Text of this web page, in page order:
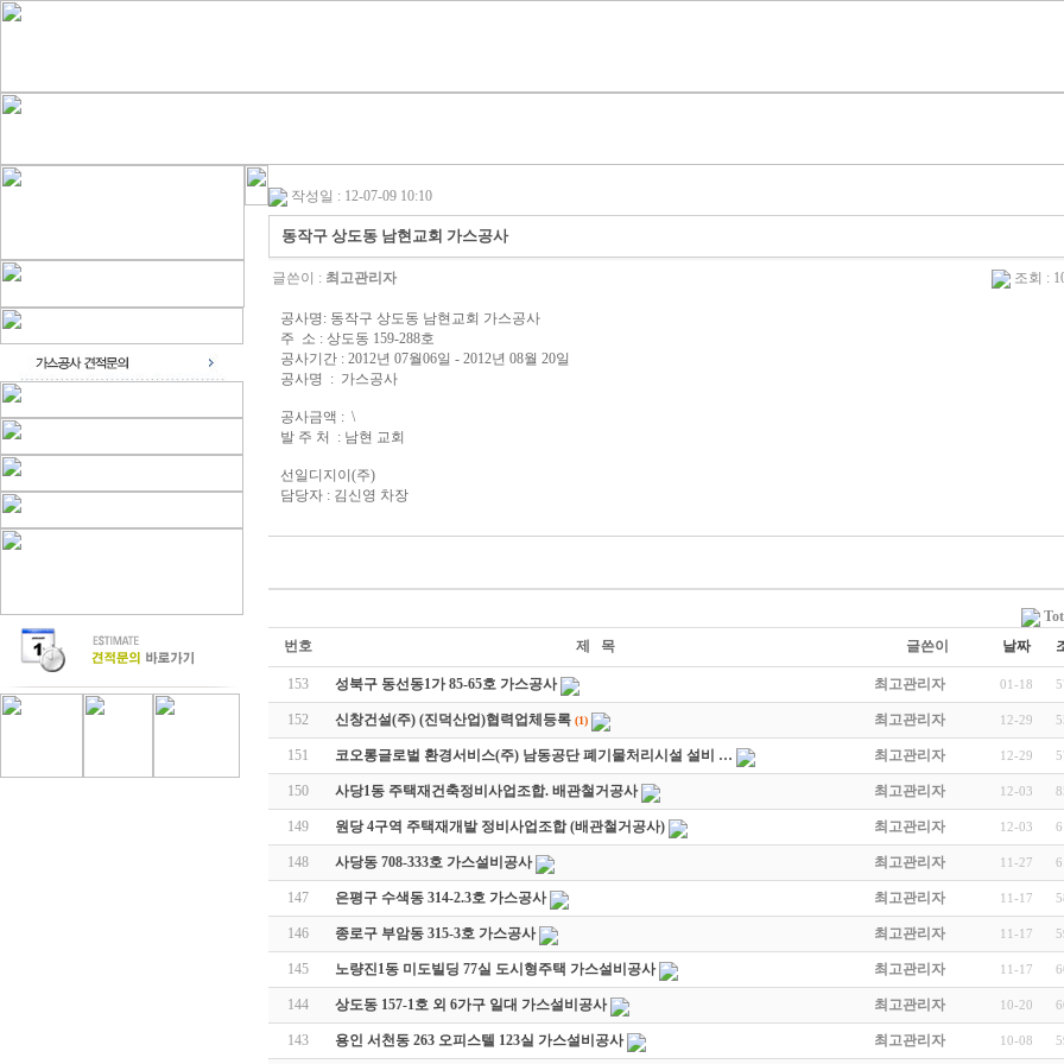
작성일 : 12-07-09 10:10
동작구 상도동 남현교회 가스공사
글쓴이 : 최고관리자 조회 :
공사명: 동작구 상도동 남현교회 가스공사
주 소 : 상도동 159-288호
공사기간 : 2012년 07월06일 - 2012년 08월 20일
공사명 : 가스공사
공사금액 : \
발 주 처 : 남현 교회
선일디지이(주)
담당자 : 김신영 차장
번호
제 목 글쓴이 날짜
153 성북구 동선동1가 85-65호 가스공사 최고관리자 01-18
152 신창건설(주) (진덕산업)협력업체등록 (1) 최고관리자 12-29
151 코오롱글로벌 환경서비스(주) 남동공단 폐기물처리시설 설비 … 최고관리자 12-29
150 사당1동 주택재건축정비사업조합. 배관철거공사 최고관리자 12-03
149 원당 4구역 주택재개발 정비사업조합 (배관철거공사) 최고관리자 12-03
148 사당동 708-333호 가스설비공사 최고관리자 11-27
147 은평구 수색동 314-2.3호 가스공사 최고관리자 11-17
146 종로구 부암동 315-3호 가스공사 최고관리자 11-17
145 노량진1동 미도빌딩 77실 도시형주택 가스설비공사 최고관리자 11-17
144 상도동 157-1호 외 6가구 일대 가스설비공사 최고관리자 10-20
143 용인 서천동 263 오피스텔 123실 가스설비공사 최고관리자 10-08